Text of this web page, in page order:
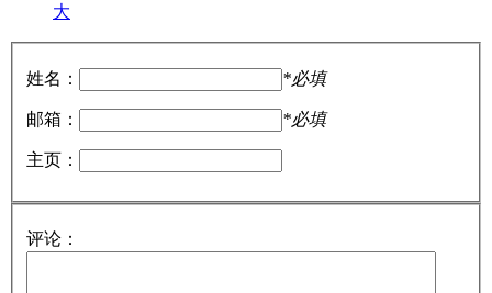
大
姓名： *必填
邮箱： *必填
主页：
评论：